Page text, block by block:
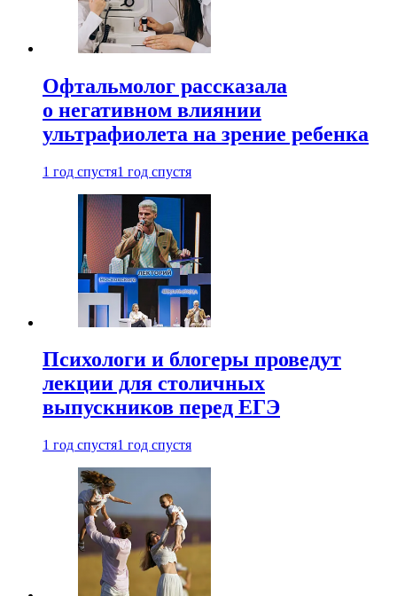
Офтальмолог рассказала
о негативном влиянии
ультрафиолета на зрение ребенка
1 год спустя1 год спустя
Психологи и блогеры проведут
лекции для столичных
выпускников перед ЕГЭ
1 год спустя1 год спустя